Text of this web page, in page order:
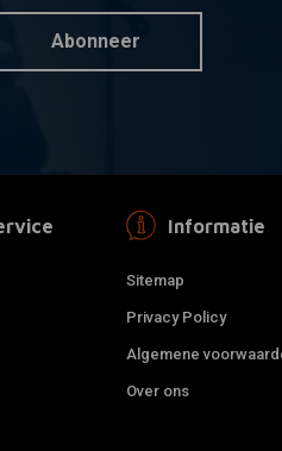
1/4" Stuur Zwart H-D 82-19
€323,76
Abonneer
Informatie
Sitemap
Privacy Policy
Algemene
Over ons